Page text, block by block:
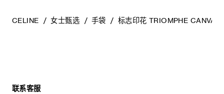
CELINE 女士甄选 手袋 标志印花 TRIOMPHE CANVAS
联系客服